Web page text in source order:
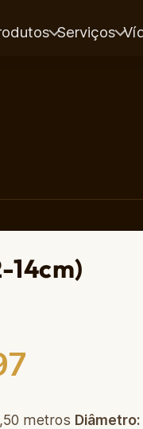
Serviços
14cm)
metros Diâmetro: